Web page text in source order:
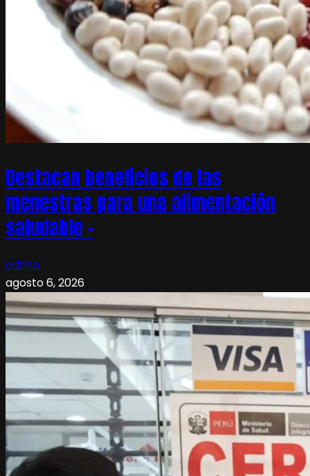
Destacan beneficios de las
menestras para una alimentación
saludable –
admin
agosto 6, 2026